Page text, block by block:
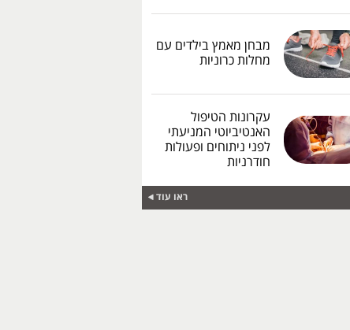
מבחן מאמץ בילדים עם
מחלות כרוניות
עקרונות הטיפול
האנטיביוטי המניעתי
לפני ניתוחים ופעולות
חודרניות
ראו עוד